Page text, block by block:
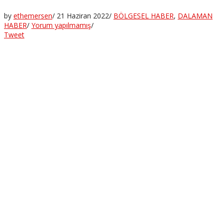
by ethemersen/ 21 Haziran 2022/ BÖLGESEL HABER, DALAMAN
HABER/ Yorum yapılmamış/
Tweet